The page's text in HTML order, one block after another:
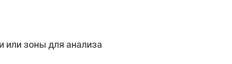
или зоны для анализа